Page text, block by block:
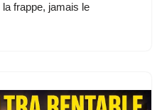
frappe, jamais le